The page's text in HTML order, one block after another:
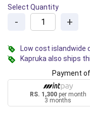
Select Quantity
- +
Low cost islandwide
Kapruka also ships
Payment
RS. 1,300per month
3 months